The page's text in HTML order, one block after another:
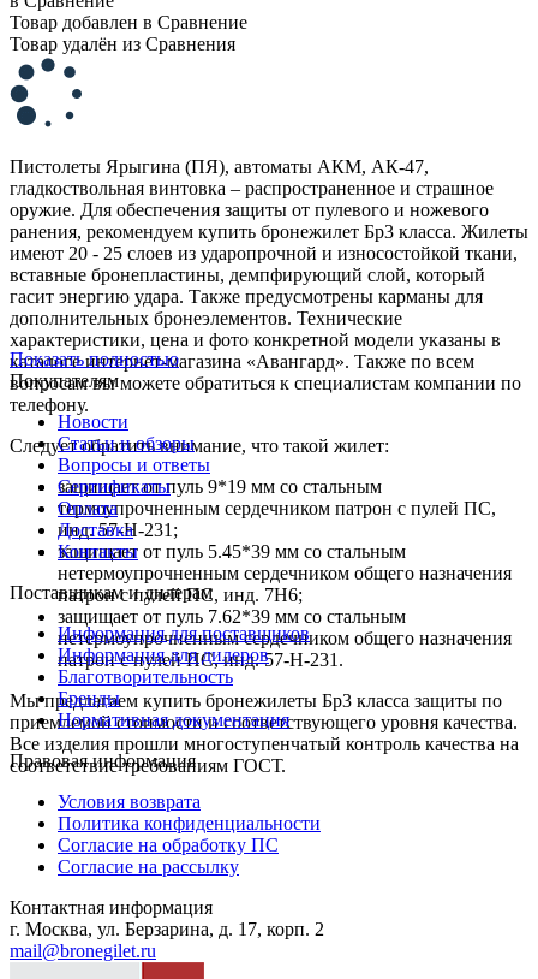
Товар добавлен в Сравнение
Товар удалён из Сравнения
Пистолеты Ярыгина (ПЯ), автоматы АКМ, АК-47,
гладкоствольная винтовка – распространенное и страшное
оружие. Для обеспечения защиты от пулевого и ножевого
ранения, рекомендуем купить бронежилет Бр3 класса. Жилеты
имеют 20 - 25 слоев из ударопрочной и износостойкой ткани,
вставные бронепластины, демпфирующий слой, который
гасит энергию удара. Также предусмотрены карманы для
дополнительных бронеэлементов. Технические
характеристики, цена и фото конкретной модели указаны в
каталоге интернет-магазина «Авангард». Также по всем
вопросам вы можете обратиться к специалистам компании по
телефону.
Следует обратить внимание, что такой жилет:
защищает от пуль 9*19 мм со стальным
термоупрочненным сердечником патрон с пулей ПС,
инд. 57-Н-231;
защищает от пуль 5.45*39 мм со стальным
нетермоупрочненным сердечником общего назначения
патрон с пулей ПС, инд. 7Н6;
защищает от пуль 7.62*39 мм со стальным
нетермоупрочненным сердечником общего назначения
патрон с пулей ПС, инд. 57-Н-231.
Мы предлагаем купить бронежилеты Бр3 класса защиты по
приемлемой стоимости и соответствующего уровня качества.
Все изделия прошли многоступенчатый контроль качества на
соответствие требованиям ГОСТ.
Показать полностью
Покупателям
Новости
Статьи и обзоры
Вопросы и ответы
Сертификаты
Оплата
Доставка
Контакты
Поставщикам и дилерам
Информация для поставщиков
Информация для дилеров
Благотворительность
Бренды
Нормативная документация
Правовая информация
Условия возврата
Политика конфиденциальности
Согласие на обработку ПС
Согласие на рассылку
Контактная информация
г. Москва, ул. Берзарина, д. 17, корп. 2
mail@bronegilet.ru